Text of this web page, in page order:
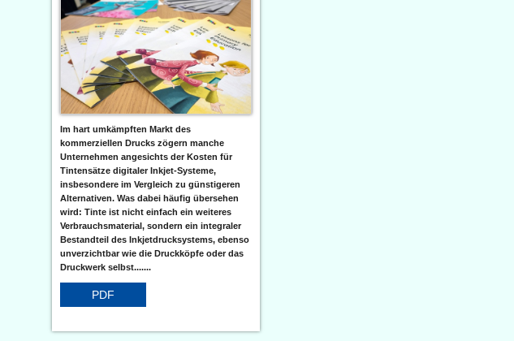
Im hart umkämpften Markt des
kommerziellen Drucks zögern manche
Unternehmen angesichts der Kosten für
Tintensätze digitaler Inkjet-Systeme,
insbesondere im Vergleich zu günstigeren
Alternativen. Was dabei häufig übersehen
wird: Tinte ist nicht einfach ein weiteres
Verbrauchsmaterial, sondern ein integraler
Bestandteil des Inkjetdrucksystems, ebenso
unverzichtbar wie die Druckköpfe oder das
Druckwerk selbst.......
PDF